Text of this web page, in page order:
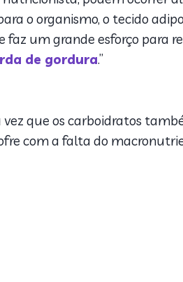
o organismo, o tecido
faz um grande esforço para
de gordura.”
que os carboidratos
com a falta do